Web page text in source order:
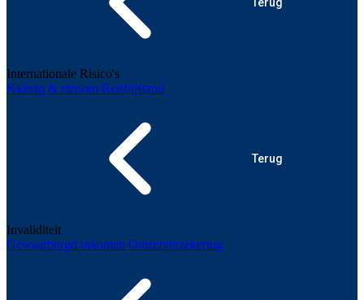
Internationale Risico's
Kidnap & ransom Reisbijstand
Terug
Invaliditeit
Gewaarborgd inkomen Omzetverzekering